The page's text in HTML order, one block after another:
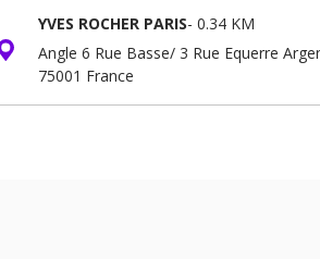
YVES ROCHER PARIS- 0.34 KM
75001 France